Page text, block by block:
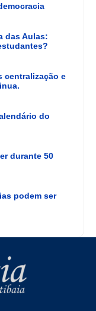
das Aulas:
centralização e
do
durante 50
podem ser